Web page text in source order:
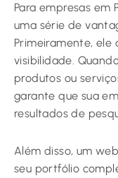
Para empresas em
uma série de
Primeiramente, ele
visibilidade.
produtos ou
garante que sua
resultados de
Além disso, um
seu portfólio